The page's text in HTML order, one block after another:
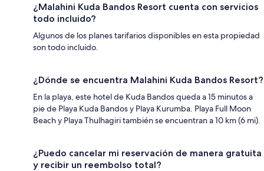
¿Malahini Kuda Bandos Resort cuenta con servicios
todo incluido?
Algunos de los planes tarifarios disponibles en esta propiedad
son todo incluido.
¿Dónde se encuentra Malahini Kuda Bandos Resort?
En la playa, este hotel de Kuda Bandos queda a 15 minutos a
pie de Playa Kuda Bandos y Playa Kurumba. Playa Full Moon
Beach y Playa Thulhagiri también se encuentran a 10 km (6 mi).
¿Puedo cancelar mi reservación de manera gratuita
y recibir un reembolso total?